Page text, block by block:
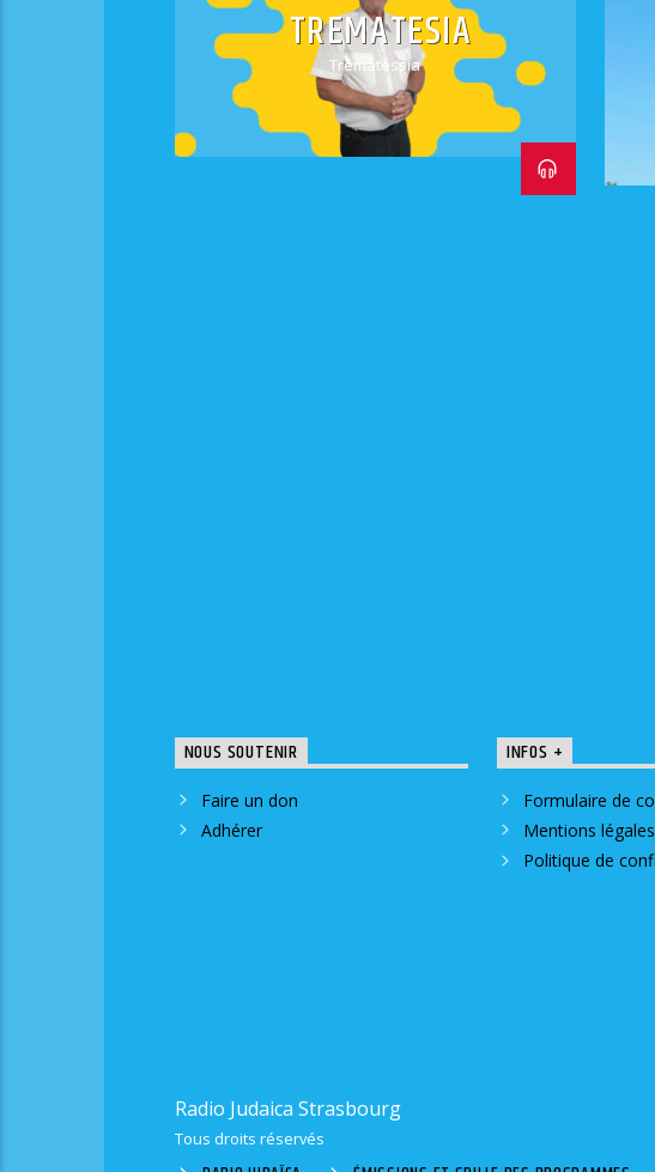
TREMATESIA
Trématéssia
NOUS SOUTENIR
Faire un don
Adhérer
INFOS +
Formulaire de
Mentions légales
Politique de
Radio Judaica Strasbourg
Tous droits réservés